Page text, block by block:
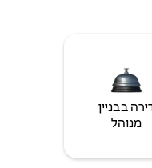
בבניין
מנוהל